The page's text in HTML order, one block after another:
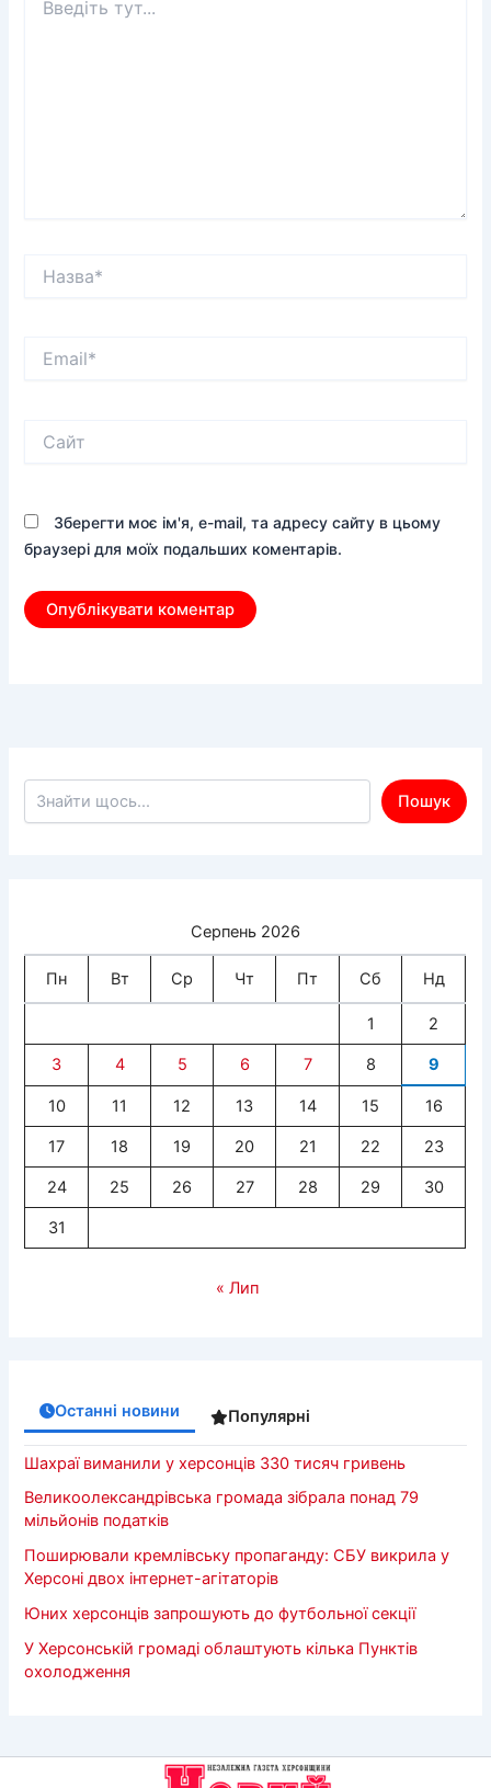
тут...
Зберегти моє ім'я, e-mail, та адресу сайту в цьому
браузері для моїх подальших коментарів.
Пошук по сайту
Пошук
Серпень 2026
Пн Вт Ср Чт Пт Сб Нд
1 2
3 4 5 6 7 8 9
10 11 12 13 14 15 16
17 18 19 20 21 22 23
24 25 26 27 28 29 30
31
« Лип
Останні новини Популярні
Шахраї виманили у херсонців 330 тисяч гривень
Великоолександрівська громада зібрала понад 79
мільйонів податків
Поширювали кремлівську пропаганду: СБУ викрила у
Херсоні двох інтернет-агітаторів
Юних херсонців запрошують до футбольної секції
У Херсонській громаді облаштують кілька Пунктів
охолодження